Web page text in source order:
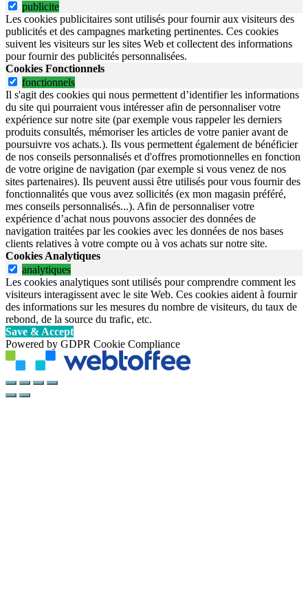
publicite
Les cookies publicitaires sont utilisés pour fournir aux visiteurs des
publicités et des campagnes marketing pertinentes. Ces cookies
suivent les visiteurs sur les sites Web et collectent des informations
pour fournir des publicités personnalisées.
Cookies Fonctionnels
fonctionnels
Il s'agit des cookies qui nous permettent d’identifier les informations
du site qui pourraient vous intéresser afin de personnaliser votre
expérience sur notre site (par exemple vous rappeler les derniers
produits consultés, mémoriser les articles de votre panier avant de
poursuivre vos achats.). Ils vous permettent également de bénéficier
de nos conseils personnalisés et d'offres promotionnelles en fonction
de votre origine de navigation (par exemple si vous venez de nos
sites partenaires). Ils peuvent aussi être utilisés pour vous fournir des
fonctionnalités que vous avez sollicités (ex mon magasin préféré,
mes conseils personnalisés...). Afin de personnaliser votre
expérience d’achat nous pouvons associer des données de
navigation traitées par les cookies avec les données de nos bases
clients relatives à votre compte ou à vos achats sur notre site.
Cookies Analytiques
analytiques
Les cookies analytiques sont utilisés pour comprendre comment les
visiteurs interagissent avec le site Web. Ces cookies aident à fournir
des informations sur les mesures du nombre de visiteurs, du taux de
rebond, de la source du trafic, etc.
Save & Accept
Powered by GDPR Cookie Compliance